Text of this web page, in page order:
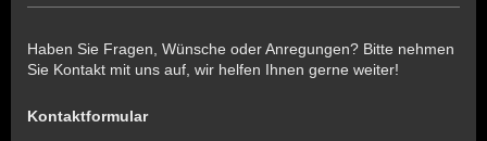
Haben Sie Fragen, Wünsche oder Anregungen? Bitte nehmen
Sie Kontakt mit uns auf, wir helfen Ihnen gerne weiter!
Kontaktformular